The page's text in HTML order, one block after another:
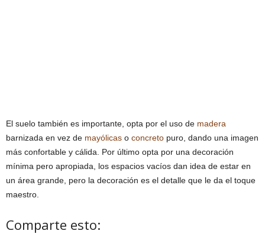
El suelo también es importante, opta por el uso de madera
barnizada en vez de mayólicas o concreto puro, dando una imagen
más confortable y cálida. Por último opta por una decoración
mínima pero apropiada, los espacios vacíos dan idea de estar en
un área grande, pero la decoración es el detalle que le da el toque
maestro.
Comparte esto: